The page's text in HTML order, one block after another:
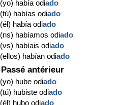
(yo) había odiado
(tú) habías odiado
(él) había odiado
(ns) habíamos odiado
(vs) habíais odiado
(ellos) habían odiado
Passé antérieur
(yo) hube odiado
(tú) hubiste odiado
(él) hubo odiado